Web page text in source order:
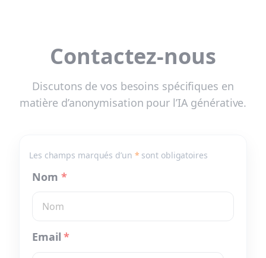
Contactez-nous
Discutons de vos besoins spécifiques en
matière d’anonymisation pour l’IA générative.
Les champs marqués d’un * sont obligatoires
Nom *
Email*